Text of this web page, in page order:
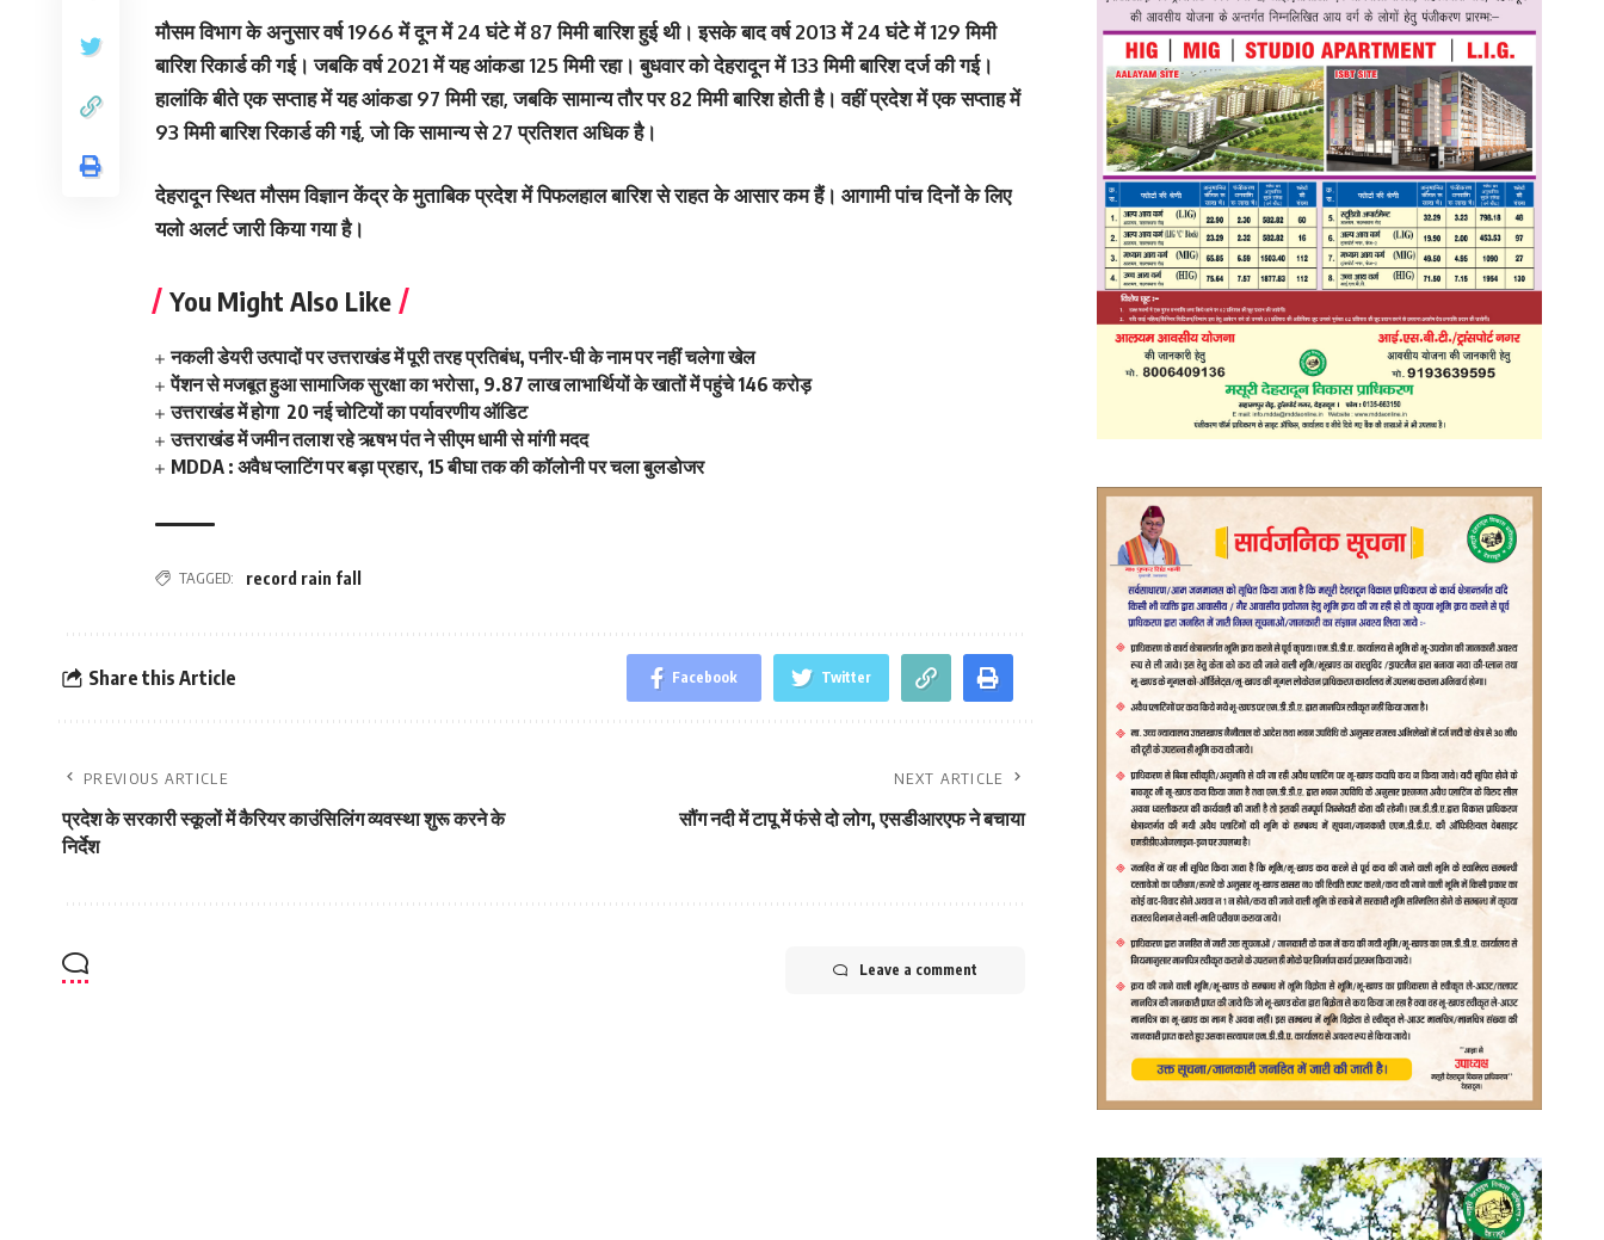
मौसम विभाग के अनुसार वर्ष 1966 में दून में 24 घंटे में 87 मिमी बारिश हुई थी। इसके बाद वर्ष 2013 में 24 घंटेे में 129 मिमी
बारिश रिकार्ड की गई। जबकि वर्ष 2021 में यह आंकडा 125 मिमी रहा। बुधवार को देहरादून में 133 मिमी बारिश दर्ज की गई।
हालांकि बीते एक सप्‍ताह में यह आंकडा 97 मिमी रहा, जबकि सामान्‍य तौर पर 82 मिमी बारिश होती है। वहीं प्रदेश में एक सप्‍ताह में
93 मिमी बारिश रिकार्ड की गई, जो कि सामान्‍य से 27 प्रतिशत अधिक है।
देहरादून स्थित मौसम विज्ञान केंद्र के मुताबिक प्रदेश में पिफलहाल बारिश से राहत के आसार कम हैं। आगामी पांच दिनों के लिए
यलो अलर्ट जारी किया गया है।
You Might Also Like
नकली डेयरी उत्पादों पर उत्तराखंड में पूरी तरह प्रतिबंध, पनीर-घी के नाम पर नहीं चलेगा खेल
पेंशन से मजबूत हुआ सामाजिक सुरक्षा का भरोसा, 9.87 लाख लाभार्थियों के खातों में पहुंचे 146 करोड़
उत्तराखंड में होगा 20 नई चोटियों का पर्यावरणीय ऑडिट
उत्तराखंड में जमीन तलाश रहे ऋषभ पंत ने सीएम धामी से मांगी मदद
MDDA : अवैध प्लाटिंग पर बड़ा प्रहार, 15 बीघा तक की कॉलोनी पर चला बुलडोजर
TAGGED: record rain fall
Share this Article Facebook Twitter
PREVIOUS ARTICLE
प्रदेश के सरकारी स्‍कूलों में कैरियर काउंसिलिंग व्‍यवस्‍था शुरू करने के
निर्देश
NEXT ARTICLE
सौंग नदी में टापू में फंसे दो लोग, एसडीआरएफ ने बचाया
Leave a comment
Video
Player